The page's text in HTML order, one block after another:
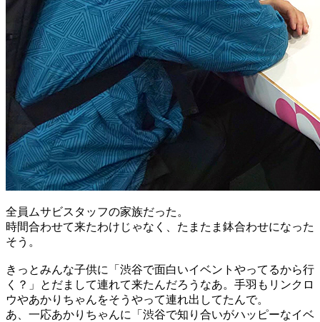
全員ムサビスタッフの家族だった。
時間合わせて来たわけじゃなく、たまたま鉢合わせになった
そう。
きっとみんな子供に「渋谷で面白いイベントやってるから行
く？」とだまして連れて来たんだろうなあ。手羽もリンクロ
ウやあかりちゃんをそうやって連れ出してたんで。
あ、一応あかりちゃんに「渋谷で知り合いがハッピーなイベ